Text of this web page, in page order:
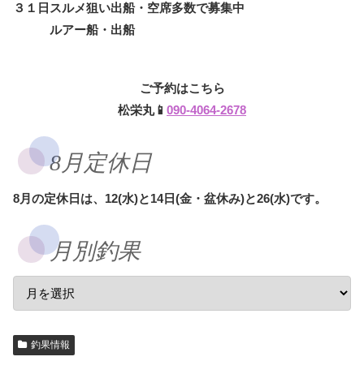
３１日スルメ狙い出船・空席多数で募集中
ルアー船・出船
ご予約はこちら
松栄丸📱 090-4064-2678
8月定休日
8月の定休日は、12(水)と14日(金・盆休み)と26(水)です。
月別釣果
釣果情報